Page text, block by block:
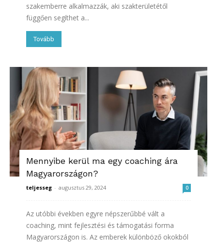
szakemberre alkalmazzák, aki szakterületétől
függően segíthet a...
Tovább
Mennyibe kerül ma egy coaching ára
Magyarországon?
teljesseg - augusztus 29, 2024 0
Az utóbbi években egyre népszerűbbé vált a
coaching, mint fejlesztési és támogatási forma
Magyarországon is. Az emberek különböző okokból